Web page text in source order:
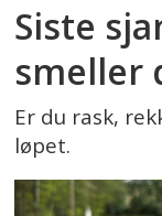
Siste
smeller
Er du rask,
løpet.